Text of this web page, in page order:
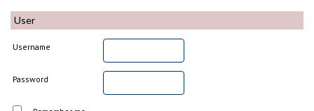
User
Username
Password